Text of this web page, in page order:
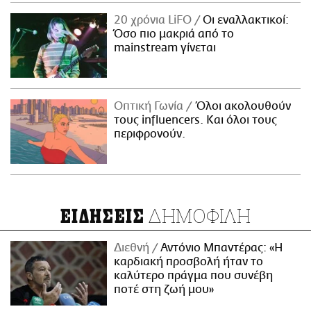
20 χρόνια LiFO
Οι εναλλακτικοί:
Όσο πιο μακριά από το
mainstream γίνεται
Οπτική Γωνία
Όλοι ακολουθούν
τους influencers. Και όλοι τους
περιφρονούν.
ΕΙΔΗΣΕΙΣ ΔΗΜΟΦΙΛΗ
Διεθνή
Αντόνιο Μπαντέρας: «Η
καρδιακή προσβολή ήταν το
καλύτερο πράγμα που συνέβη
ποτέ στη ζωή μου»